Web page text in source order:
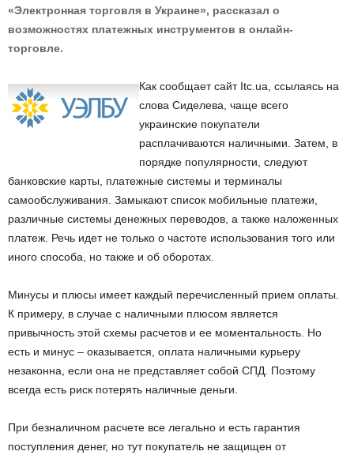
«Электронная торговля в Украине», рассказал о
возможностях платежных инструментов в онлайн-
торговле.
Как сообщает сайт Itc.ua, ссылаясь на
слова Сиделева, чаще всего
украинские покупатели
расплачиваются наличными. Затем, в
порядке популярности, следуют
банковские карты, платежные системы и терминалы
самообслуживания. Замыкают список мобильные платежи,
различные системы денежных переводов, а также наложенных
платеж. Речь идет не только о частоте использования того или
иного способа, но также и об оборотах.
Минусы и плюсы имеет каждый перечисленный прием оплаты.
К примеру, в случае с наличными плюсом является
привычность этой схемы расчетов и ее моментальность. Но
есть и минус – оказывается, оплата наличными курьеру
незаконна, если она не представляет собой СПД. Поэтому
всегда есть риск потерять наличные деньги.
При безналичном расчете все легально и есть гарантия
поступления денег, но тут покупатель не защищен от